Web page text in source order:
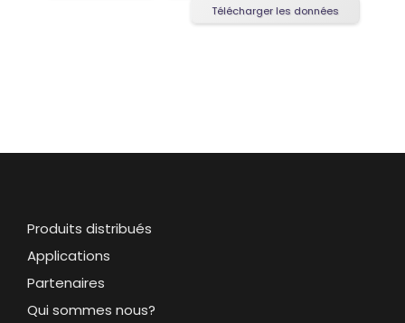
Télécharger les données
Produits distribués
Applications
Partenaires
Qui sommes nous?